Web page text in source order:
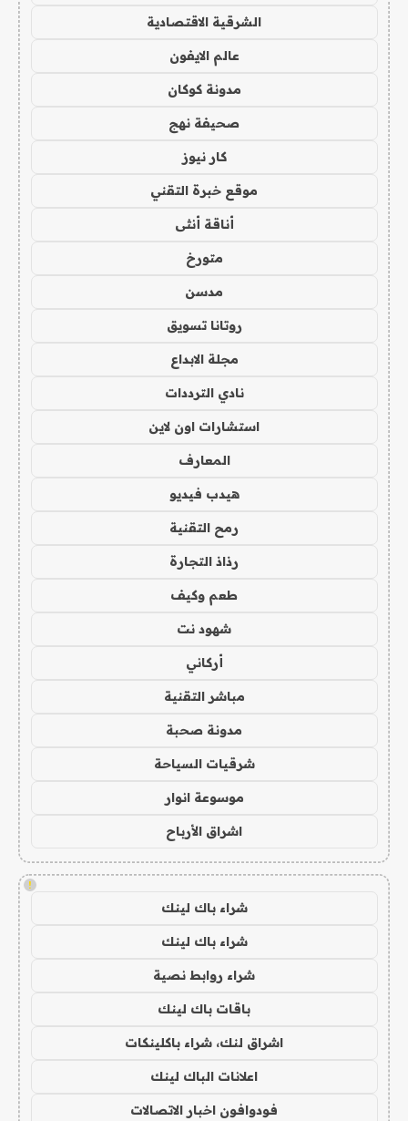
الشرقية الاقتصادية
عالم الايفون
مدونة كوكان
صحيفة نهج
كار نيوز
موقع خبرة التقني
أناقة أنثى
متورخ
مدسن
روتانا تسويق
مجلة الابداع
نادي الترددات
استشارات اون لاين
المعارف
هيدب فيديو
رمح التقنية
رذاذ التجارة
طعم وكيف
شهود نت
أركاني
مباشر التقنية
مدونة صحبة
شرقيات السياحة
موسوعة انوار
اشراق الأرباح
!
شراء باك لينك
شراء باك لينك
شراء روابط نصية
باقات باك لينك
اشراق لنك، شراء باكلينكات
اعلانات الباك لينك
فودوافون اخبار الاتصالات